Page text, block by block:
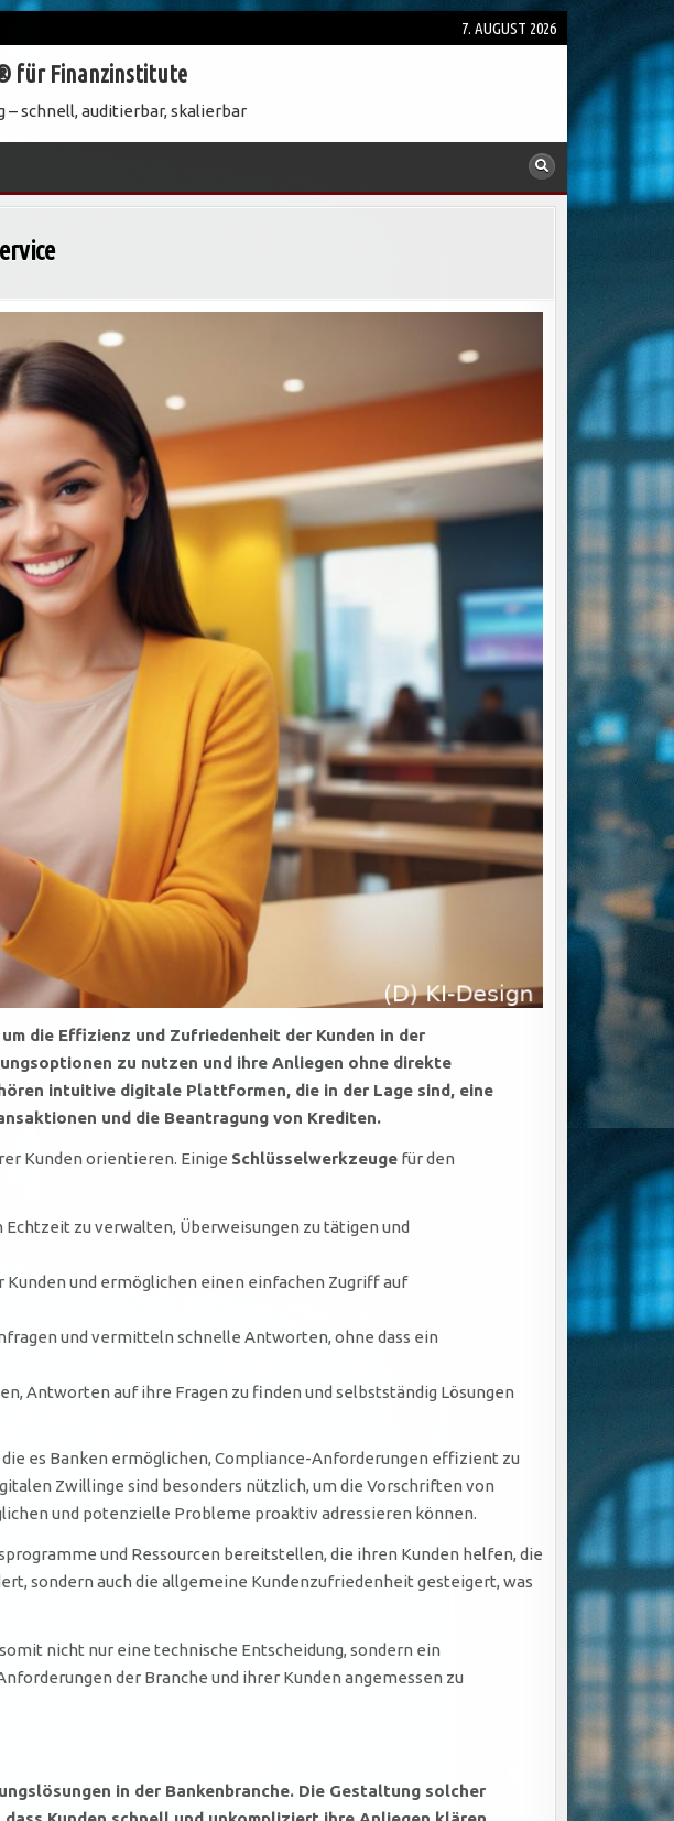
7. AUGUST 2026
für Finanzinstitute
schnell, auditierbar, skalierbar
die Effizienz und Zufriedenheit der Kunden in der
zu nutzen und ihre Anliegen ohne direkte
intuitive digitale Plattformen, die in der Lage sind, eine
und die Beantragung von Krediten.
Kunden orientieren. Einige Schlüsselwerkzeuge für den
zu verwalten, Überweisungen zu tätigen und
und ermöglichen einen einfachen Zugriff auf
und vermitteln schnelle Antworten, ohne dass ein
Antworten auf ihre Fragen zu finden und selbstständig Lösungen
die es Banken ermöglichen, Compliance-Anforderungen effizient zu
Zwillinge sind besonders nützlich, um die Vorschriften von
und potenzielle Probleme proaktiv adressieren können.
und Ressourcen bereitstellen, die ihren Kunden helfen, die
sondern auch die allgemeine Kundenzufriedenheit gesteigert, was
nicht nur eine technische Entscheidung, sondern ein
der Branche und ihrer Kunden angemessen zu
in der Bankenbranche. Die Gestaltung solcher